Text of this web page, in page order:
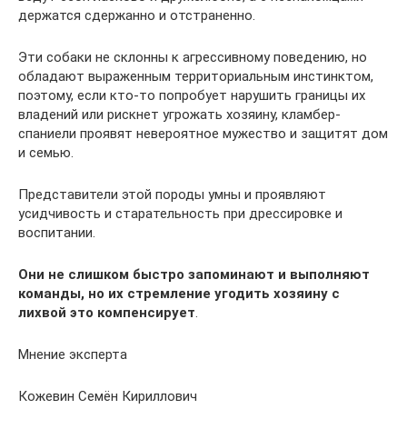
держатся сдержанно и отстраненно.
Эти собаки не склонны к агрессивному поведению, но
обладают выраженным территориальным инстинктом,
поэтому, если кто-то попробует нарушить границы их
владений или рискнет угрожать хозяину, кламбер-
спаниели проявят невероятное мужество и защитят дом
и семью.
Представители этой породы умны и проявляют
усидчивость и старательность при дрессировке и
воспитании.
Они не слишком быстро запоминают и выполняют
команды, но их стремление угодить хозяину с
лихвой это компенсирует.
Мнение эксперта
Кожевин Семён Кириллович